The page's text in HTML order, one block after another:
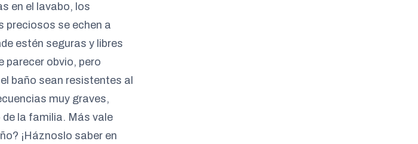
en el lavabo, los
preciosos se echen a
estén seguras y libres
parecer obvio, pero
baño sean resistentes al
muy graves,
la familia. Más vale
¡Háznoslo saber en